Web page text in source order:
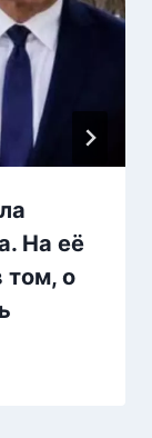
На её
том, о